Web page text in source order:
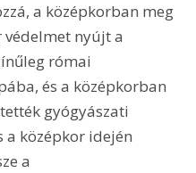
a középkorban meg
nyújt a
római
és a középkorban
gyógyászati
a középkor idején
a